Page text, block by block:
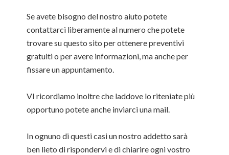
Se avete bisogno del nostro aiuto potete
contattarci liberamente al numero che potete
trovare su questo sito per ottenere preventivi
gratuiti o per avere informazioni, ma anche per
fissare un appuntamento.
VI ricordiamo inoltre che laddove lo riteniate più
opportuno potete anche inviarci una mail.
In ognuno di questi casi un nostro addetto sarà
ben lieto di rispondervi e di chiarire ogni vostro